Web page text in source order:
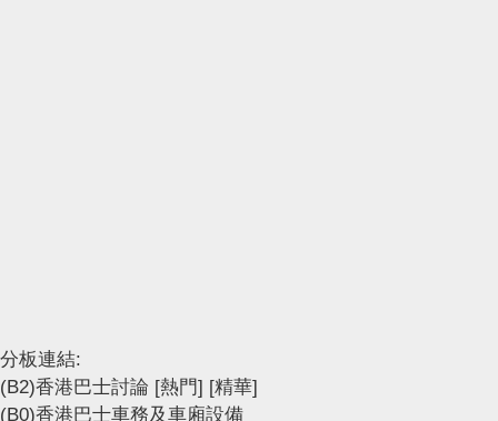
分板連結:
(B2)香港巴士討論 [熱門] [精華]
(B0)香港巴士車務及車廂設備